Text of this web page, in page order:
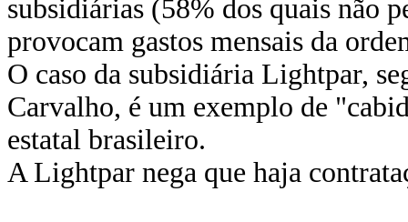
subsidiárias (58% dos quais não
provocam gastos mensais da
O caso da subsidiária Lightpar,
Carvalho, é um exemplo de
estatal brasileiro.
A Lightpar nega que haja